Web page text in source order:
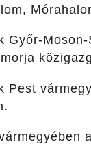
Győr-
Pest